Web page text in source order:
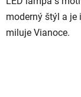
moderný štýl a je
miluje Vianoce.